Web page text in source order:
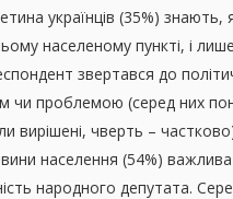
українців (35%) знають,
населеному пункті, і
звертався до
чи проблемою (серед них
вирішені, чверть –
населення (54%) важлива
народного депутата.